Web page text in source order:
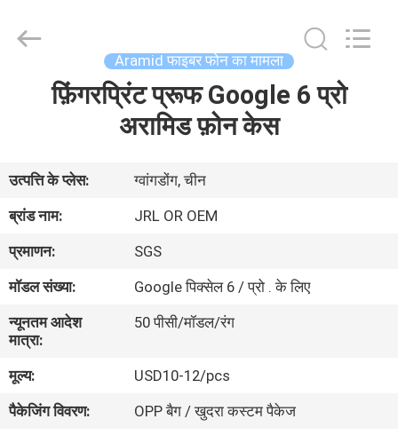
वीडियो
वीआर
शो
हमारे
बारे
में
Technology
Aramid फाइबर फोन का मामला
फ़िंगरप्रिंट प्रूफ Google 6 प्रो
अरामिड फ़ोन केस
उत्पत्ति के प्लेस:
ग्वांगडोंग, चीन
ब्रांड नाम:
JRL OR OEM
प्रमाणन:
SGS
मॉडल संख्या:
Google पिक्सेल 6 / प्रो . के लिए
न्यूनतम आदेश
मात्रा:
50 पीसी/मॉडल/रंग
मूल्य:
USD10-12/pcs
पैकेजिंग विवरण:
OPP बैग / खुदरा कस्टम पैकेज